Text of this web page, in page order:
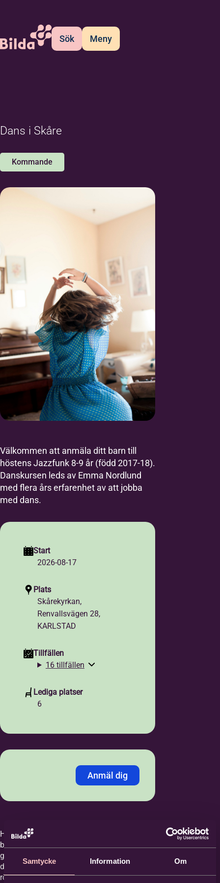
Samtycke Information Om
Sök Meny
Dans i Skåre
Kommande
Välkommen att anmäla ditt barn till
höstens Jazzfunk 8-9 år (född 2017-18).
Danskursen leds av Emma Nordlund
med flera års erfarenhet av att jobba
med dans.
Start
2026-08-17
Plats
Skårekyrkan,
Renvallsvägen 28,
KARLSTAD
Tillfällen
16 tillfällen
Lediga platser
6
Anmäl dig
Personnummer
Personnummer /
Samordningsnummer
Här får du prova på olika dansstilar till
blandad musik. Du får lära dig enkla
grundsteg som sedan sätts ihop till små
danser. Dansen utvecklar din motorik,
rörelse, rytmkänsla, styrka och balans.